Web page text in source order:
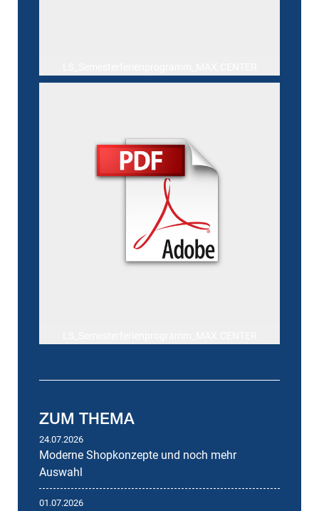
ZUM THEMA
24.07.2026
Moderne Shopkonzepte und noch mehr
Auswahl
01.07.2026